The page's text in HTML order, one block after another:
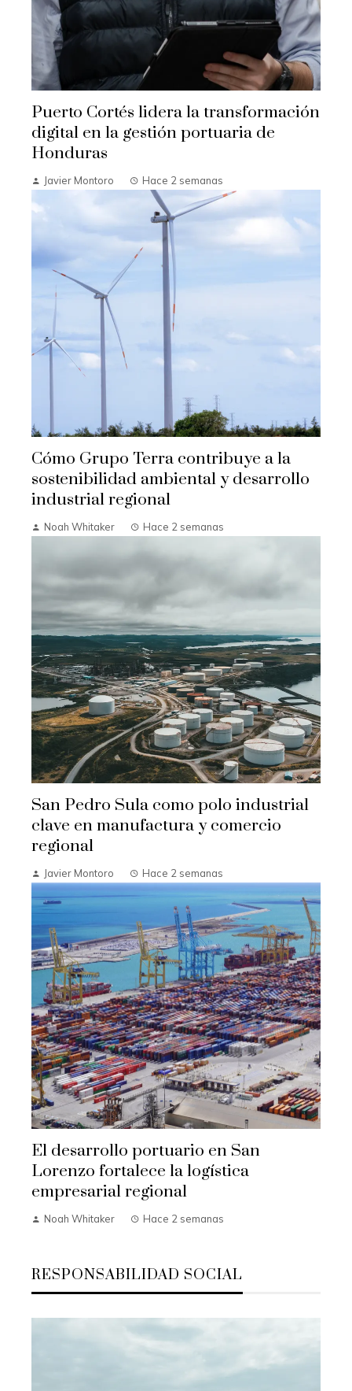
Puerto Cortés lidera la transformación
digital en la gestión portuaria de
Honduras
Javier Montoro Hace 2 semanas
Cómo Grupo Terra contribuye a la
sostenibilidad ambiental y desarrollo
industrial regional
Noah Whitaker Hace 2 semanas
San Pedro Sula como polo industrial
clave en manufactura y comercio
regional
Javier Montoro Hace 2 semanas
El desarrollo portuario en San
Lorenzo fortalece la logística
empresarial regional
Noah Whitaker Hace 2 semanas
RESPONSABILIDAD SOCIAL